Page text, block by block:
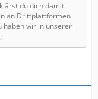
du dich damit
an Drittplattformen
haben wir in unserer